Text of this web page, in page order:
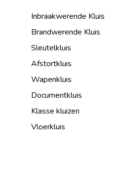
Inbraakwerende Kluis
Brandwerende Kluis
Sleutelkluis
Afstortkluis
Wapenkluis
Documentkluis
Klasse kluizen
Vloerkluis